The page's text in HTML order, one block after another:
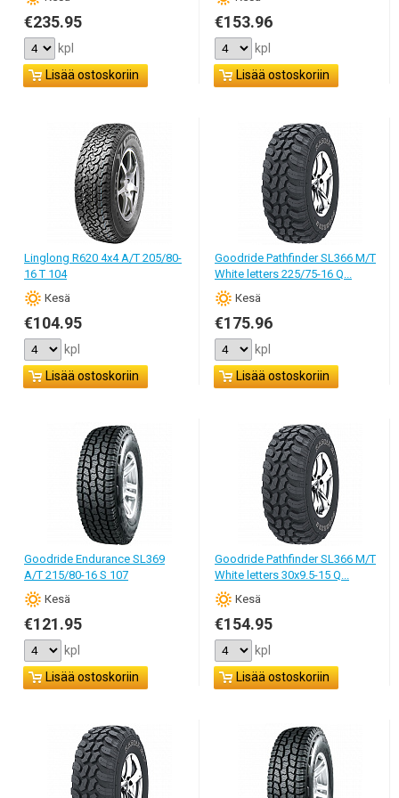
€235.95
kpl
Lisää ostoskoriin
€153.96
kpl
Lisää ostoskoriin
Linglong R620 4x4 A/T 205/80-
16 T 104
Кesä
€104.95
kpl
Lisää ostoskoriin
Goodride Pathfinder SL366 M/T
White letters 225/75-16 Q...
Кesä
€175.96
kpl
Lisää ostoskoriin
Goodride Endurance SL369
A/T 215/80-16 S 107
Кesä
€121.95
kpl
Lisää ostoskoriin
Goodride Pathfinder SL366 M/T
White letters 30x9.5-15 Q...
Кesä
€154.95
kpl
Lisää ostoskoriin